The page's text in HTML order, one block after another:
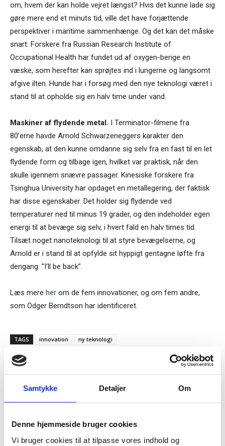
Samtykke Detaljer Om
Denne hjemmeside bruger cookies
Vi bruger cookies til at tilpasse vores indhold og
om, hvem der kan holde vejret længst? Hvis det kunne lade sig
gøre mere end et minuts tid, ville det have forjættende
perspektiver i maritime sammenhænge. Og det kan det måske
snart: Forskere fra Russian Research Institute of
Occupational Health har fundet ud af oxygen-berige en
væske, som herefter kan sprøjtes ind i lungerne og langsomt
afgive ilten. Hunde har i forsøg med den nye teknologi været i
stand til at opholde sig en halv time under vand.
Maskiner af flydende metal. I Terminator-filmene fra
80’erne havde Arnold Schwarzeneggers karakter den
egenskab, at den kunne omdanne sig selv fra en fast til en let
flydende form og tilbage igen, hvilket var praktisk, når den
skulle igennem snævre passager. Kinesiske forskere fra
Tsinghua University har opdaget en metallegering, der faktisk
har disse egenskaber. Det holder sig flydende ved
temperaturer ned til minus 19 grader, og den indeholder egen
energi til at bevæge sig selv, i hvert fald en halv times tid.
Tilsæt noget nanoteknologi til at styre bevægelserne, og
Arnold er i stand til at opfylde sit hyppigt gentagne løfte fra
dengang: ”I’ll be back”.
Læs mere her om de fem innovationer, og om fem andre,
som Odger Berndtson har identificeret.
TAGS innovation ny teknologi
RELATEREDE ARTIKLER
Tilmeld dig vores
nyhedsbrev